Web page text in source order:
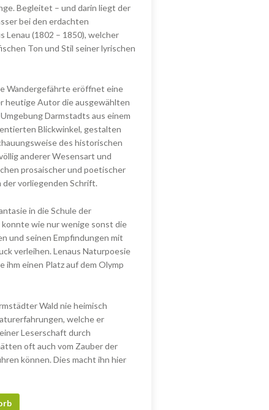
Begleitet – und darin liegt der
bei den erdachten
Lenau (1802 – 1850), welcher
Ton und Stil seiner lyrischen
Wandergefährte eröffnet eine
heutige Autor die ausgewählten
Darmstadts aus einem
Blickwinkel, gestalten
des historischen
anderer Wesensart und
prosaischer und poetischer
vorliegenden Schrift.
in die Schule der
wie nur wenige sonst die
und seinen Empfindungen mit
verleihen. Lenaus Naturpoesie
einen Platz auf dem Olymp
Wald nie heimisch
welche er
Leserschaft durch
oft auch vom Zauber der
können. Dies macht ihn hier
östlicher Wald- und Parklandschaft mit Nicolaus Lenau als